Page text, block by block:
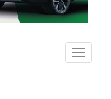
Toggle